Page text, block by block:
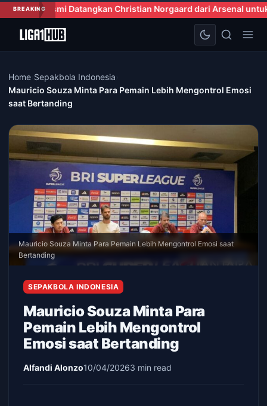
BREAKING
Christian Norgaard dari Arsenal untuk Perkuat Lini Tengah
Home Sepakbola Indonesia
Mauricio Souza Minta Para Pemain Lebih Mengontrol Emosi
saat Bertanding
Mauricio Souza Minta Para Pemain Lebih Mengontrol Emosi saat
Bertanding
SEPAKBOLA INDONESIA
Mauricio Souza Minta Para
Pemain Lebih Mengontrol
Emosi saat Bertanding
Alfandi Alonzo10/04/20263 min read